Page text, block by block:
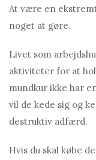
At være en
noget at gøre.
Livet som
aktiviteter for at
mundkur ikke har
vil de kede sig og
destruktiv adfærd.
Hvis du skal købe